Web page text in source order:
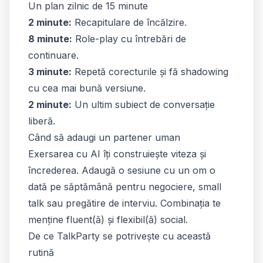
Un plan zilnic de 15 minute
2 minute: Recapitulare de încălzire.
8 minute: Role-play cu întrebări de
continuare.
3 minute: Repetă corecturile și fă shadowing
cu cea mai bună versiune.
2 minute: Un ultim subiect de conversație
liberă.
Când să adaugi un partener uman
Exersarea cu AI îți construiește viteza și
încrederea. Adaugă o sesiune cu un om o
dată pe săptămână pentru negociere, small
talk sau pregătire de interviu. Combinația te
menține fluent(ă) și flexibil(ă) social.
De ce TalkParty se potrivește cu această
rutină